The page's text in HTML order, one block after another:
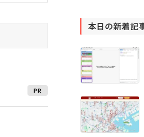
PR
本日の新着記